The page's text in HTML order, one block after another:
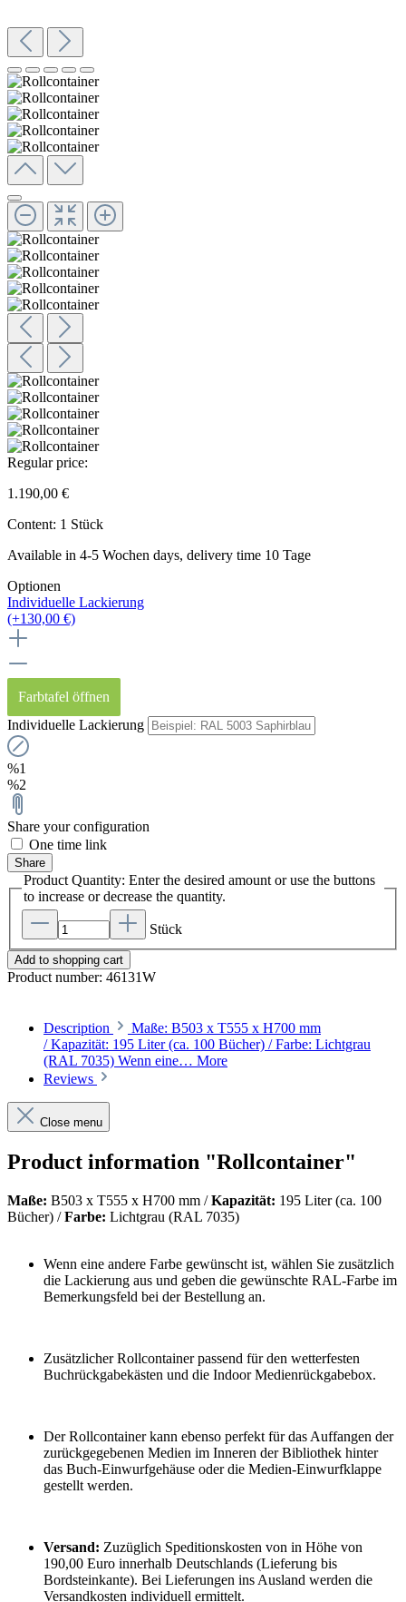
Regular price:
1.190,00 €
Content: 1 Stück
Available in 4-5 Wochen days, delivery time 10 Tage
Optionen
Individuelle Lackierung
(+130,00 €)
Farbtafel öffnen
Individuelle Lackierung
%1
%2
Share your configuration
One time link
Share
Product Quantity: Enter the desired amount or use the buttons
to increase or decrease the quantity.
Stück
Add to shopping cart
Product number: 46131W
Description
Maße: B503 x T555 x H700 mm
/ Kapazität: 195 Liter (ca. 100 Bücher) / Farbe: Lichtgrau
(RAL 7035) Wenn eine… More
Reviews
Close menu
Product information "Rollcontainer"
Maße: B503 x T555 x H700 mm /Kapazität: 195 Liter (ca. 100
Bücher) /Farbe: Lichtgrau (RAL 7035)
Wenn eine andere Farbe gewünscht ist, wählen Sie zusätzlich
die Lackierung aus und geben die gewünschte RAL-Farbe im
Bemerkungsfeld bei der Bestellung an.
Zusätzlicher Rollcontainer passend für den wetterfesten
Buchrückgabekästen und die Indoor Medienrückgabebox.
Der Rollcontainer kann ebenso perfekt für das Auffangen der
zurückgegebenen Medien im Inneren der Bibliothek hinter
das Buch-Einwurfgehäuse oder die Medien-Einwurfklappe
gestellt werden.
Versand: Zuzüglich Speditionskosten von in Höhe von
190,00 Euro innerhalb Deutschlands (Lieferung bis
Bordsteinkante). Bei Lieferungen ins Ausland werden die
Versandkosten individuell ermittelt.